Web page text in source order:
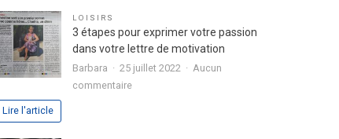
LOISIRS
3 étapes pour exprimer votre passion
dans votre lettre de motivation
Barbara 25 juillet 2022
Aucun
commentairesur
Lire l'article